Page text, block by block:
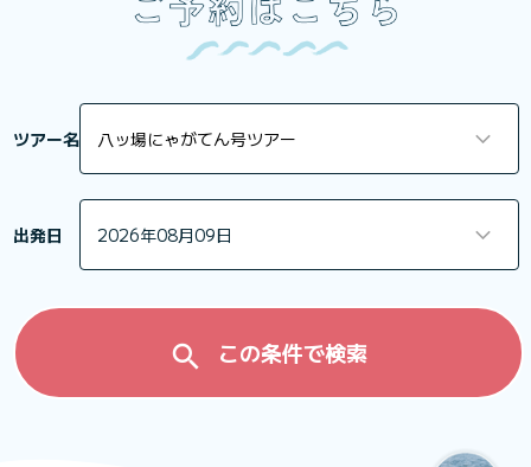
ツアー名
出発日 年
2026年08月09日
search この条件で検索